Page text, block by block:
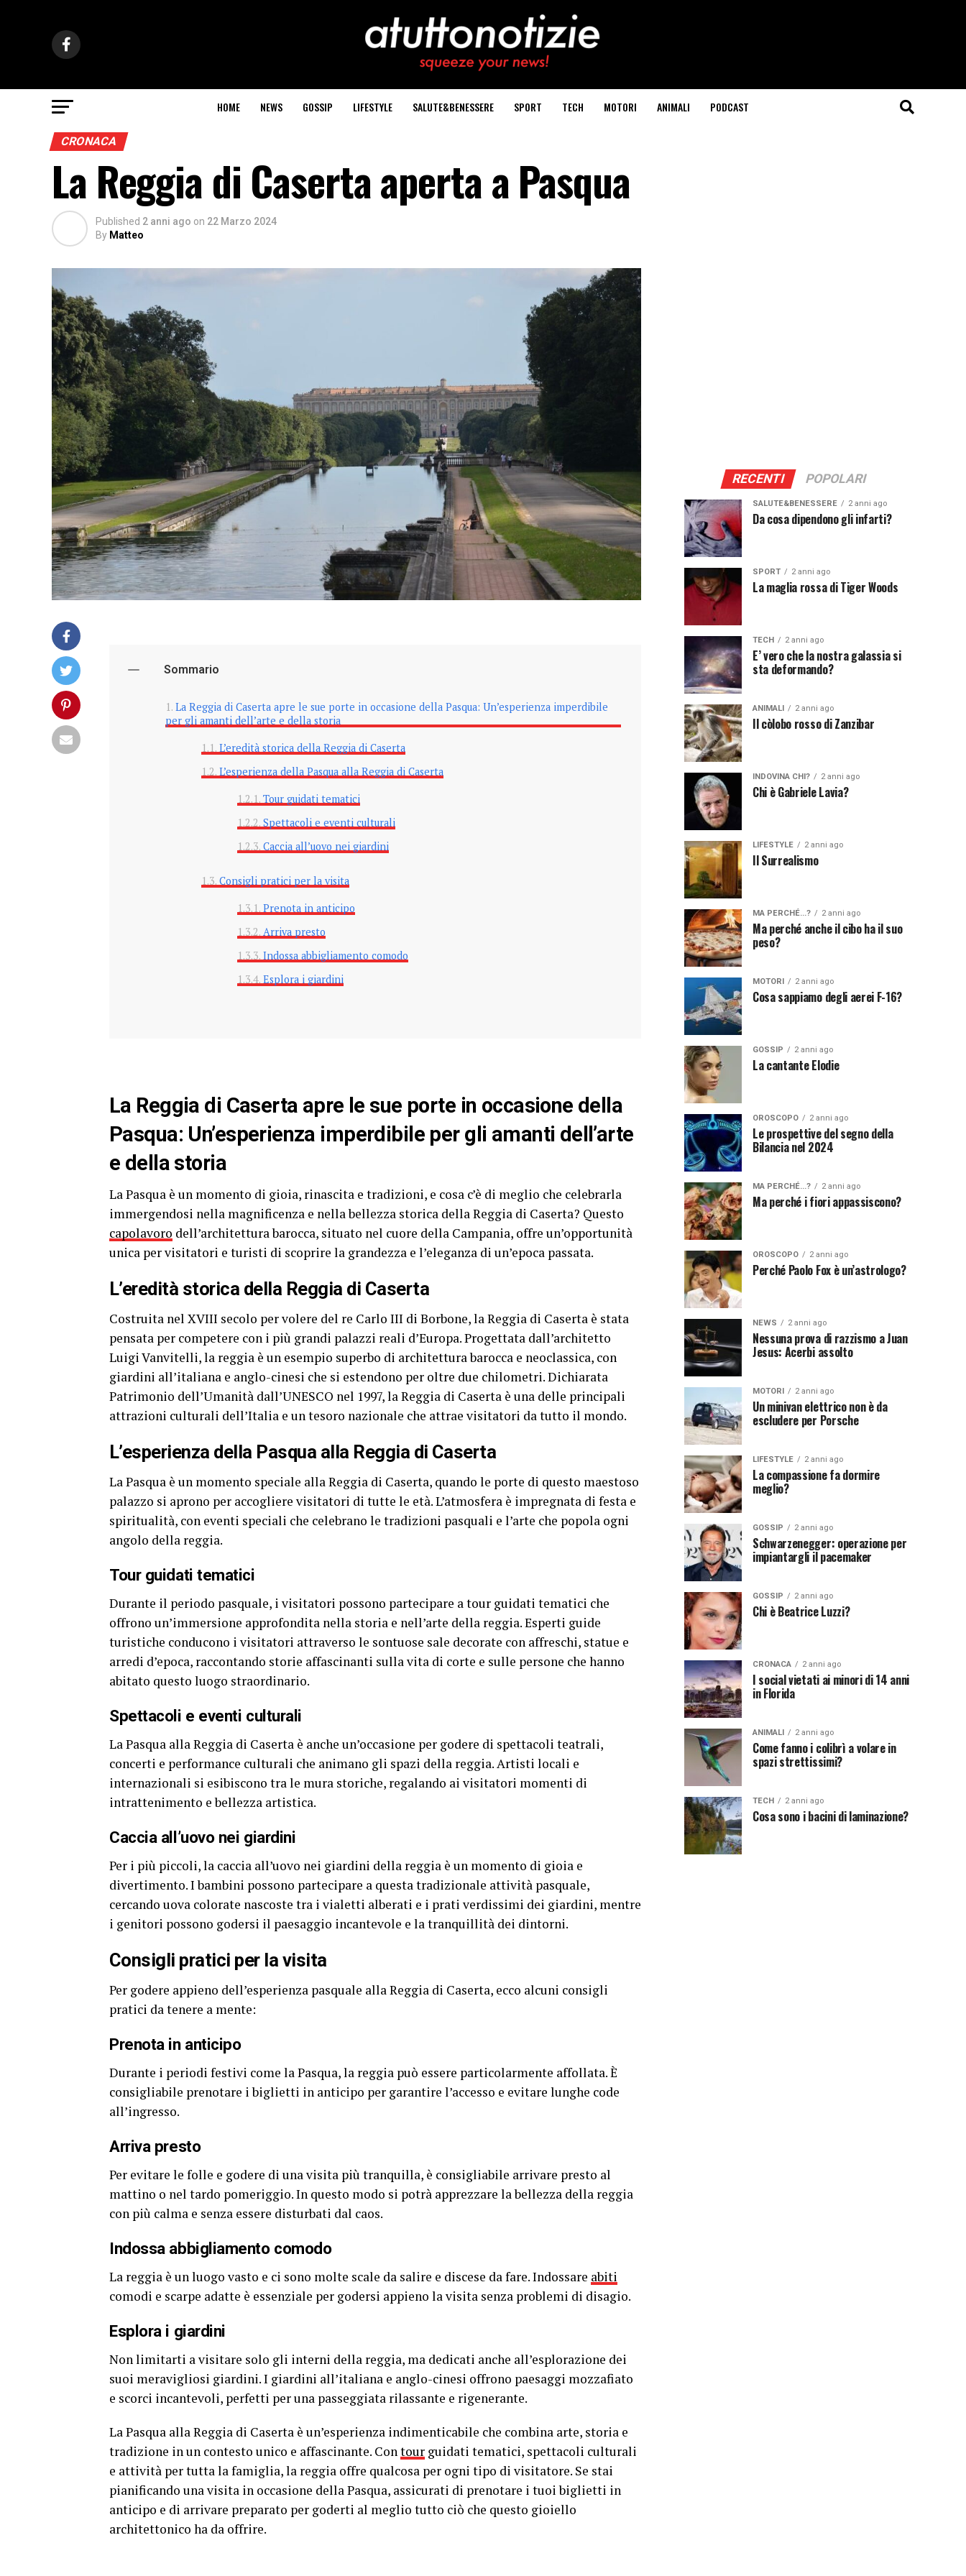
HOME NEWS GOSSIP LIFESTYLE SALUTE&BENESSERE SPORT TECH MOTORI ANIMALI PODCAST
CRONACA
La Reggia di Caserta aperta a Pasqua
Published 2 anni ago on 22 Marzo 2024
By Matteo
Sommario
La Reggia di Caserta apre le sue porte in occasione della Pasqua: Un’esperienza imperdibile
per gli amanti dell’arte e della storia
L’eredità storica della Reggia di Caserta
L’esperienza della Pasqua alla Reggia di Caserta
Tour guidati tematici
Spettacoli e eventi culturali
Caccia all’uovo nei giardini
Consigli pratici per la visita
Prenota in anticipo
Arriva presto
Indossa abbigliamento comodo
Esplora i giardini
La Reggia di Caserta apre le sue porte in occasione della
Pasqua: Un’esperienza imperdibile per gli amanti dell’arte
e della storia
La Pasqua è un momento di gioia, rinascita e tradizioni, e cosa c’è di meglio che celebrarla
immergendosi nella magnificenza e nella bellezza storica della Reggia di Caserta? Questo
capolavoro dell’architettura barocca, situato nel cuore della Campania, offre un’opportunità
unica per visitatori e turisti di scoprire la grandezza e l’eleganza di un’epoca passata.
L’eredità storica della Reggia di Caserta
Costruita nel XVIII secolo per volere del re Carlo III di Borbone, la Reggia di Caserta è stata
pensata per competere con i più grandi palazzi reali d’Europa. Progettata dall’architetto
Luigi Vanvitelli, la reggia è un esempio superbo di architettura barocca e neoclassica, con
giardini all’italiana e anglo-cinesi che si estendono per oltre due chilometri. Dichiarata
Patrimonio dell’Umanità dall’UNESCO nel 1997, la Reggia di Caserta è una delle principali
attrazioni culturali dell’Italia e un tesoro nazionale che attrae visitatori da tutto il mondo.
L’esperienza della Pasqua alla Reggia di Caserta
La Pasqua è un momento speciale alla Reggia di Caserta, quando le porte di questo maestoso
palazzo si aprono per accogliere visitatori di tutte le età. L’atmosfera è impregnata di festa e
spiritualità, con eventi speciali che celebrano le tradizioni pasquali e l’arte che popola ogni
angolo della reggia.
Tour guidati tematici
Durante il periodo pasquale, i visitatori possono partecipare a tour guidati tematici che
offrono un’immersione approfondita nella storia e nell’arte della reggia. Esperti guide
turistiche conducono i visitatori attraverso le sontuose sale decorate con affreschi, statue e
arredi d’epoca, raccontando storie affascinanti sulla vita di corte e sulle persone che hanno
abitato questo luogo straordinario.
Spettacoli e eventi culturali
La Pasqua alla Reggia di Caserta è anche un’occasione per godere di spettacoli teatrali,
concerti e performance culturali che animano gli spazi della reggia. Artisti locali e
internazionali si esibiscono tra le mura storiche, regalando ai visitatori momenti di
intrattenimento e bellezza artistica.
Caccia all’uovo nei giardini
Per i più piccoli, la caccia all’uovo nei giardini della reggia è un momento di gioia e
divertimento. I bambini possono partecipare a questa tradizionale attività pasquale,
cercando uova colorate nascoste tra i vialetti alberati e i prati verdissimi dei giardini, mentre
i genitori possono godersi il paesaggio incantevole e la tranquillità dei dintorni.
Consigli pratici per la visita
Per godere appieno dell’esperienza pasquale alla Reggia di Caserta, ecco alcuni consigli
pratici da tenere a mente:
Prenota in anticipo
Durante i periodi festivi come la Pasqua, la reggia può essere particolarmente affollata. È
consigliabile prenotare i biglietti in anticipo per garantire l’accesso e evitare lunghe code
all’ingresso.
Arriva presto
Per evitare le folle e godere di una visita più tranquilla, è consigliabile arrivare presto al
mattino o nel tardo pomeriggio. In questo modo si potrà apprezzare la bellezza della reggia
con più calma e senza essere disturbati dal caos.
Indossa abbigliamento comodo
La reggia è un luogo vasto e ci sono molte scale da salire e discese da fare. Indossare abiti
comodi e scarpe adatte è essenziale per godersi appieno la visita senza problemi di disagio.
Esplora i giardini
Non limitarti a visitare solo gli interni della reggia, ma dedicati anche all’esplorazione dei
suoi meravigliosi giardini. I giardini all’italiana e anglo-cinesi offrono paesaggi mozzafiato
e scorci incantevoli, perfetti per una passeggiata rilassante e rigenerante.
La Pasqua alla Reggia di Caserta è un’esperienza indimenticabile che combina arte, storia e
tradizione in un contesto unico e affascinante. Contour guidati tematici, spettacoli culturali
e attività per tutta la famiglia, la reggia offre qualcosa per ogni tipo di visitatore. Se stai
pianificando una visita in occasione della Pasqua, assicurati di prenotare i tuoi biglietti in
anticipo e di arrivare preparato per goderti al meglio tutto ciò che questo gioiello
architettonico ha da offrire.
RECENTI POPOLARI
SALUTE&BENESSERE 2 anni ago
Da cosa dipendono gli infarti?
SPORT 2 anni ago
La maglia rossa di Tiger Woods
TECH 2 anni ago
E’ vero che la nostra galassia si
sta deformando?
ANIMALI 2 anni ago
Il còlobo rosso di Zanzibar
INDOVINA CHI? 2 anni ago
Chi è Gabriele Lavia?
LIFESTYLE 2 anni ago
Il Surrealismo
MA PERCHÉ...? 2 anni ago
Ma perché anche il cibo ha il suo
peso?
MOTORI 2 anni ago
Cosa sappiamo degli aerei F-16?
GOSSIP 2 anni ago
La cantante Elodie
OROSCOPO 2 anni ago
Le prospettive del segno della
Bilancia nel 2024
MA PERCHÉ...? 2 anni ago
Ma perché i fiori appassiscono?
OROSCOPO 2 anni ago
Perché Paolo Fox è un’astrologo?
NEWS 2 anni ago
Nessuna prova di razzismo a Juan
Jesus: Acerbi assolto
MOTORI 2 anni ago
Un minivan elettrico non è da
escludere per Porsche
LIFESTYLE 2 anni ago
La compassione fa dormire
meglio?
GOSSIP 2 anni ago
Schwarzenegger: operazione per
impiantargli il pacemaker
GOSSIP 2 anni ago
Chi è Beatrice Luzzi?
CRONACA 2 anni ago
I social vietati ai minori di 14 anni
in Florida
ANIMALI 2 anni ago
Come fanno i colibrì a volare in
spazi strettissimi?
TECH 2 anni ago
Cosa sono i bacini di laminazione?